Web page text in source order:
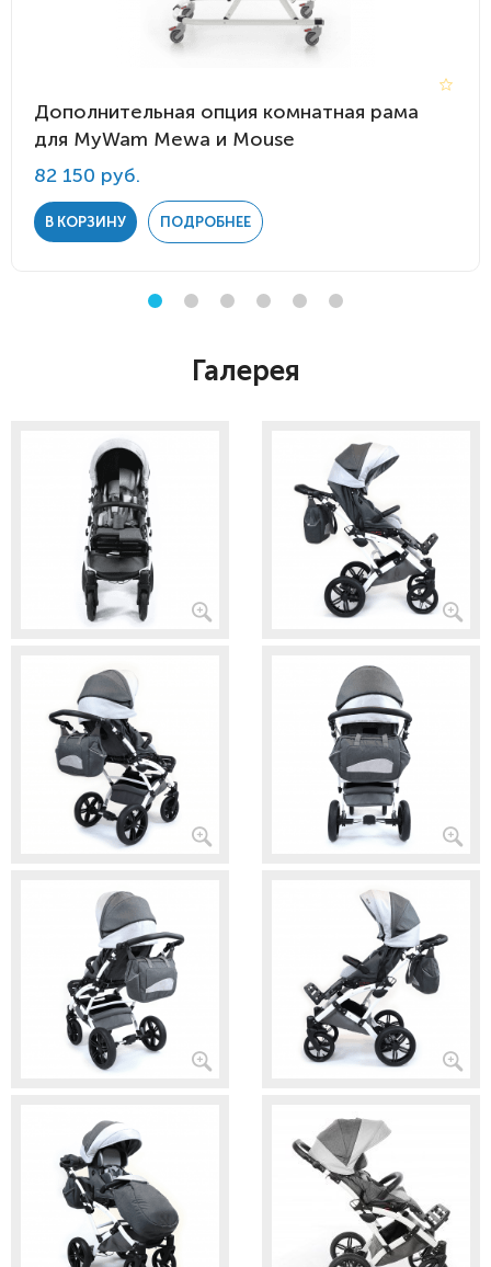
Дополнительная опция комнатная рама
для MyWam Mewa и Mouse
82 150 руб.
В КОРЗИНУ ПОДРОБНЕЕ
Галерея